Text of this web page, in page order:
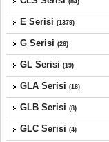
(84)
E Serisi (1379)
G Serisi (26)
GL Serisi (19)
GLA Serisi (18)
GLB Serisi (8)
GLC Serisi (4)